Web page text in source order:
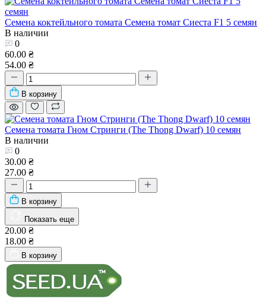
Семена коктейльного томата Семена томат Сиеста F1 5 семян
В наличии
0
60.00 ₴
54.00 ₴
В корзину
Семена томата Гном Стринги (The Thong Dwarf) 10 семян
В наличии
0
30.00 ₴
27.00 ₴
В корзину
Показать еще
20.00 ₴
18.00 ₴
В корзину